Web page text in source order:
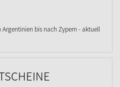
bis nach Zypern - aktuell